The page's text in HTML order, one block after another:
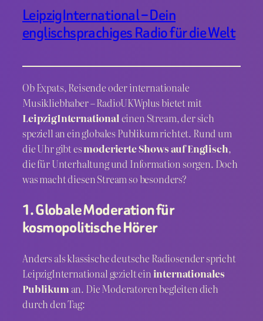
LeipzigInternational – Dein
englischsprachiges Radio für die Welt
Ob Expats, Reisende oder internationale
Musikliebhaber – RadioUKWplus bietet mit
LeipzigInternationaleinen Stream, der sich
speziell an ein globales Publikum richtet. Rund um
die Uhr gibt esmoderierte Shows auf Englisch,
die für Unterhaltung und Information sorgen. Doch
was macht diesen Stream so besonders?
1. Globale Moderation für
kosmopolitische Hörer
Anders als klassische deutsche Radiosender spricht
LeipzigInternational gezielt ein internationales
Publikum an. Die Moderatoren begleiten dich
durch den Tag: